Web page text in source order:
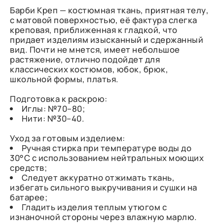
Барби Креп — костюмная ткань, приятная телу,
с матовой поверхностью, её фактура слегка
креповая, приближенная к гладкой, что
придает изделиям изысканный и сдержанный
вид. Почти не мнется, имеет небольшое
растяжение, отлично подойдет для
классических костюмов, юбок, брюк,
школьной формы, платья.
Подготовка к раскрою:
Иглы: №70–80;
Нити: №30–40.
Уход за готовым изделием:
Ручная стирка при температуре воды до
30°C с использованием нейтральных моющих
средств;
Следует аккуратно отжимать ткань,
избегать сильного выкручивания и сушки на
батарее;
Гладить изделия теплым утюгом с
изнаночной стороны через влажную марлю.